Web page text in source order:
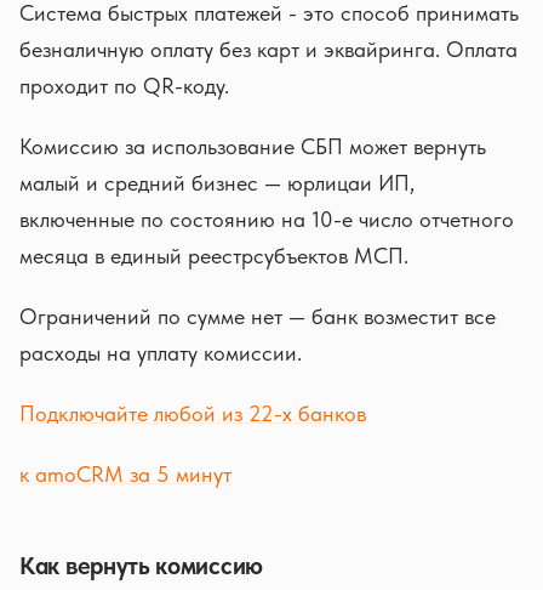
Система быстрых платежей - это способ принимать
безналичную оплату без карт и эквайринга. Оплата
проходит по QR-коду.
Комиссию за использование СБП может вернуть
малый и средний бизнес — юрлицаи ИП,
включенные по состоянию на 10-е число отчетного
месяца в единый реестрсубъектов МСП.
Ограничений по сумме нет — банк возместит все
расходы на уплату комиссии.
Подключайте любой из 22-х банков
к amoCRM за 5 минут
Как вернуть комиссию